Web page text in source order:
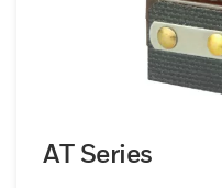
AT Series